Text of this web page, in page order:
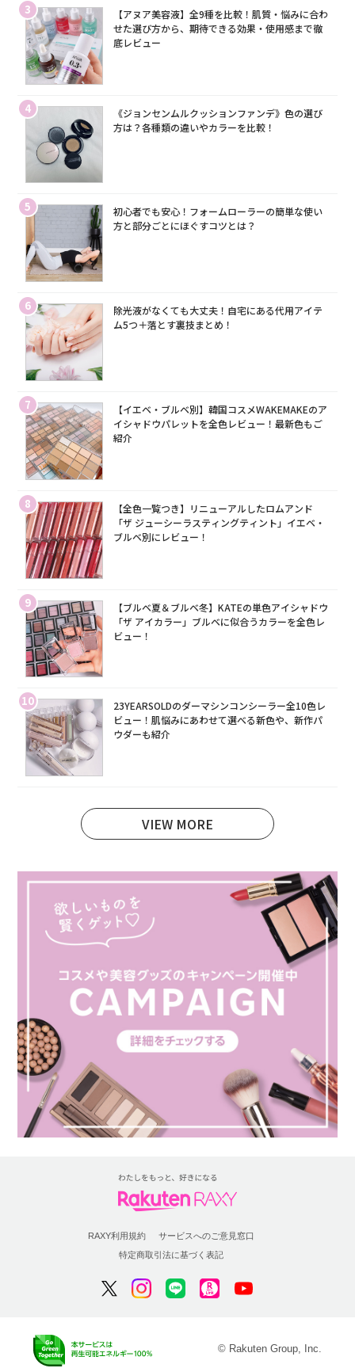
3
【アヌア美容液】全9種を比較！肌質・悩みに合わ
せた選び方から、期待できる効果・使用感まで徹
底レビュー
4
《ジョンセンムルクッションファンデ》色の選び
方は？各種類の違いやカラーを比較！
5
初心者でも安心！フォームローラーの簡単な使い
方と部分ごとにほぐすコツとは？
6
除光液がなくても大丈夫！自宅にある代用アイテ
ム5つ＋落とす裏技まとめ！
7
【イエベ・ブルベ別】韓国コスメWAKEMAKEのア
イシャドウパレットを全色レビュー！最新色もご
紹介
8
【全色一覧つき】リニューアルしたロムアンド
「ザ ジューシーラスティングティント」イエベ・
ブルベ別にレビュー！
9
【ブルベ夏＆ブルベ冬】KATEの単色アイシャドウ
「ザ アイカラー」ブルベに似合うカラーを全色レ
ビュー！
10
23YEARSOLDのダーマシンコンシーラー全10色レ
ビュー！肌悩みにあわせて選べる新色や、新作パ
ウダーも紹介
VIEW MORE
RAXY利用規約
サービスへのご意見窓口
特定商取引法に基づく表記
© Rakuten Group, Inc.